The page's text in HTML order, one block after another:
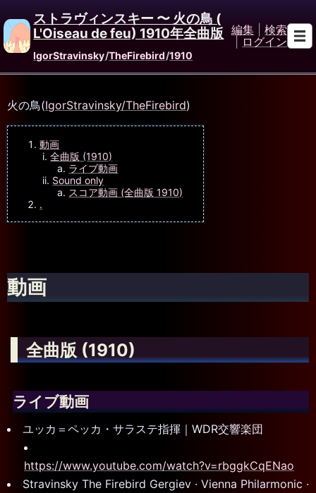
ストラヴィンスキー 〜 火の鳥 (
L'Oiseau de feu) 1910年全曲版
IgorStravinsky/TheFirebird/1910
編集
検索
ログイン
火の鳥(IgorStravinsky/TheFirebird)
動画
全曲版 (1910)
ライブ動画
Sound only
スコア動画 (全曲版 1910)
.
動画
全曲版 (1910)
ライブ動画
ユッカ＝ペッカ・サラステ指揮｜WDR交響楽団
https://www.youtube.com/watch?v=rbggkCqENao
Stravinsky The Firebird Gergiev · Vienna Philarmonic ·